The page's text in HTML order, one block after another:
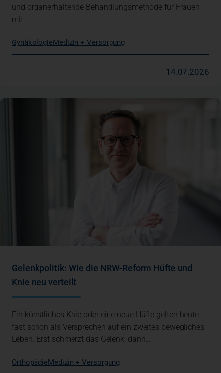
und organerhaltende Behandlungsmethode für Frauen
mit…
GynäkologieMedizin + Versorgung
14.07.2026
Gelenkpolitik: Wie die NRW-Reform Hüfte und
Knie neu verteilt
Ein künstliches Knie oder eine neue Hüfte gelten heute
fast schon als Versprechen auf ein zweites bewegliches
Leben. Erst schmerzt das Gelenk, dann…
Orthopädie Medizin + Versorgung